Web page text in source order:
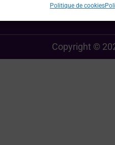
Politique de cookies
Copyright ©